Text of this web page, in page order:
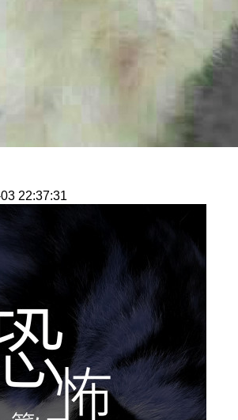
22:37:31